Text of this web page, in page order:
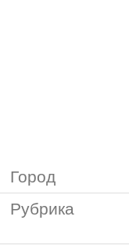
Город
Рубрика